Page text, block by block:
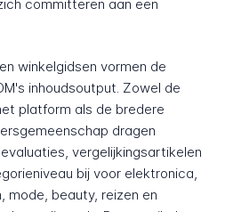
committeren aan een
winkelgidsen vormen de
inhoudsoutput. Zowel de
platform als de bredere
dragen
vergelijkingsartikelen
bij voor elektronica,
mode, beauty, reizen en